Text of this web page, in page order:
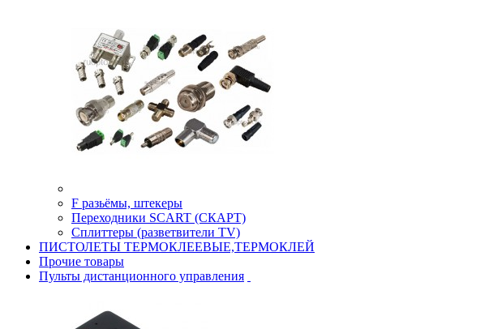
F разьёмы, штекеры
Переходники SCART (СКАРТ)
Сплиттеры (разветвители TV)
ПИСТОЛЕТЫ ТЕРМОКЛЕЕВЫЕ,ТЕРМОКЛЕЙ
Прочие товары
Пульты дистанционного управления